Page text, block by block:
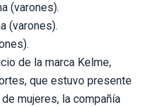
(varones).
(varones).
de la marca Kelme,
que estuvo presente
mujeres, la compañía